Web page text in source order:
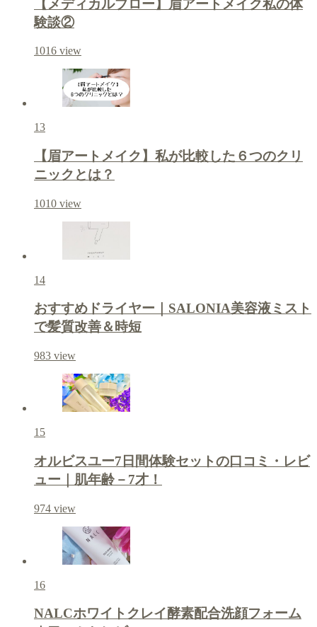
【メディカルブロー】眉アートメイク私の体
験談②
1016 view
13
【眉アートメイク】私が比較した６つのクリ
ニックとは？
1010 view
14
おすすめドライヤー｜SALONIA美容液ミスト
で髪質改善＆時短
983 view
15
オルビスユー7日間体験セットの口コミ・レビ
ュー｜肌年齢－7才！
974 view
16
NALCホワイトクレイ酵素配合洗顔フォーム